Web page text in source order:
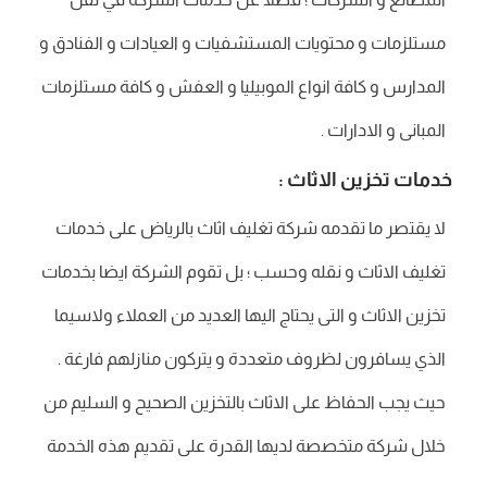
مستلزمات و محتويات المستشفيات و العيادات و الفنادق و
المدارس و كافة انواع الموبيليا و العفش و كافة مستلزمات
المبانى و الادارات .
خدمات تخزين الاثاث :
لا يقتصر ما تقدمه شركة تغليف اثاث بالرياض على خدمات
تغليف الاثاث و نقله وحسب ؛ بل تقوم الشركة ايضا بخدمات
تخزين الاثاث و التى يحتاج اليها العديد من العملاء ولاسيما
الذي يسافرون لظروف متعددة و يتركون منازلهم فارغة .
حيث يجب الحفاظ على الاثاث بالتخزين الصحيح و السليم من
خلال شركة متخصصة لديها القدرة على تقديم هذه الخدمة